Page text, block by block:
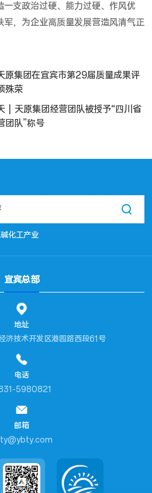
支政治过硬、能力过硬、作风优
军，为企业高质量发展营造风清气正
原集团在宜宾市第29届质量成果评
殊荣
| 天原集团经营团队被授予“四川省
团队”称号
化工产业
宜宾总部
地址
济技术开发区港园路西段61号
电话
5980821
邮箱